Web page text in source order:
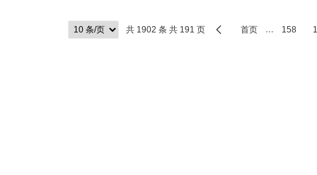
共 1902 条 共 191 页 首页 … 158